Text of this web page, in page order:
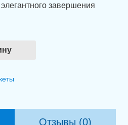
завершения
Отзывы (0)